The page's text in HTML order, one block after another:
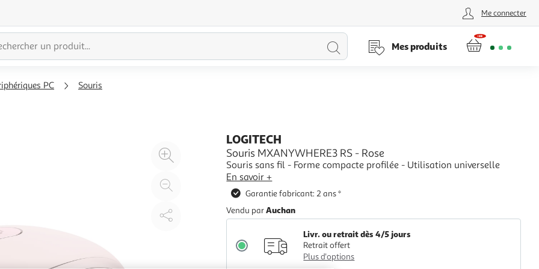
Me connecter
Lancer
Mes produits
PC Souris
Agrandir
l'illustration
l'illustration
Partager
LOGITECH
Souris MXANYWHERE3 RS - Rose
Souris sans fil - Forme compacte profilée - Utilisation universelle
En savoir +
Garantie fabricant: 2 ans *
Vendu parAuchan
Livr. ou retrait dès 4/5 jours
Retrait offert
Plus d'options